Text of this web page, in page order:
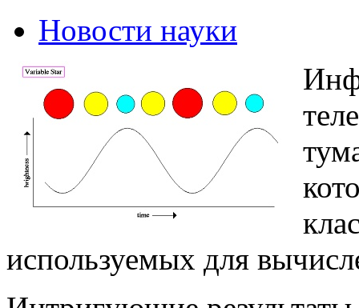
Новости науки
используемых для